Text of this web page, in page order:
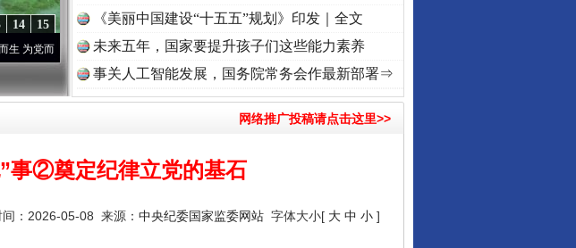
15
14
战——百年“纪”事⑧加强纪律..·[视频]牢记初心使命 奋进复兴征程丨“转折之城”激荡..
《美丽中国建设“十五五”规划》印发｜全文
未来五年，国家要提升孩子们这些能力素养
事关人工智能发展，国务院常务会作最新部署⇒
网络推广投稿请点击这里>>
事②奠定纪律立党的基石
间：2026-05-08 来源： 中央纪委国家监委网站 字体大小[ 大 中 小 ]